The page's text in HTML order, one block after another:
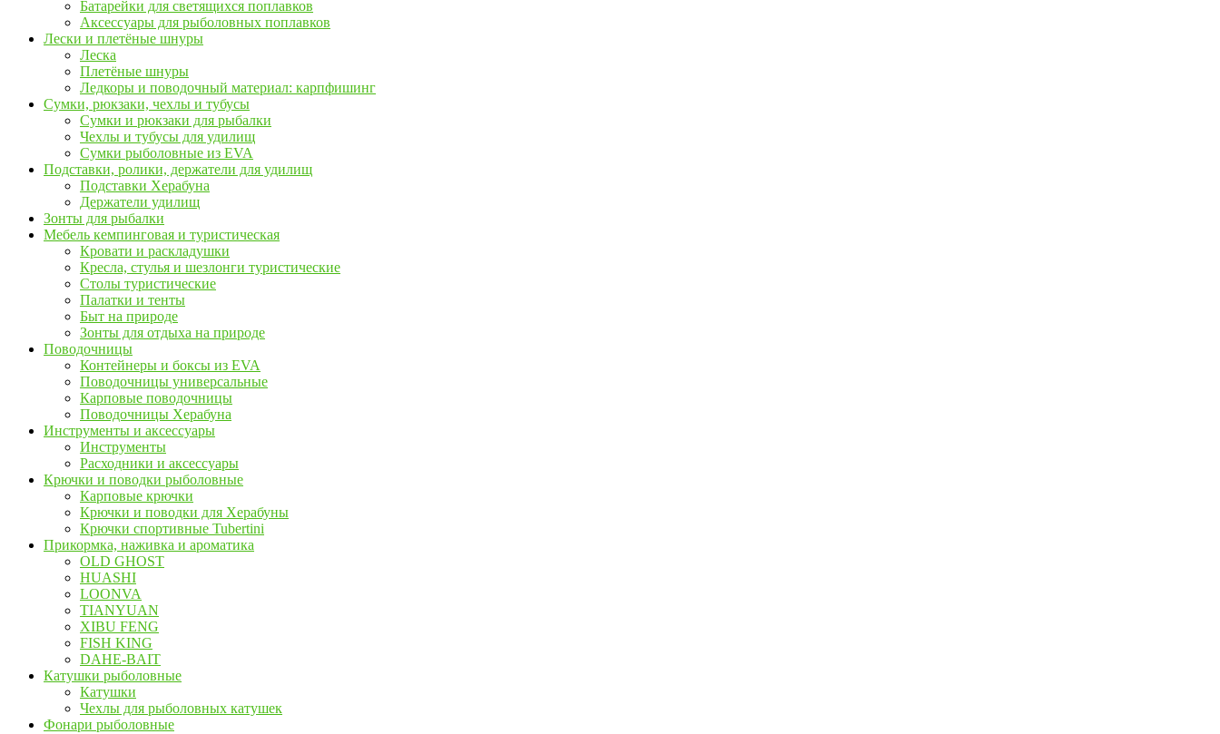
Батарейки для светящихся поплавков
Аксессуары для рыболовных поплавков
Лески и плетёные шнуры
Леска
Плетёные шнуры
Ледкоры и поводочный материал: карпфишинг
Сумки, рюкзаки, чехлы и тубусы
Сумки и рюкзаки для рыбалки
Чехлы и тубусы для удилищ
Сумки рыболовные из EVA
Подставки, ролики, держатели для удилищ
Подставки Херабуна
Держатели удилищ
Зонты для рыбалки
Мебель кемпинговая и туристическая
Кровати и раскладушки
Кресла, стулья и шезлонги туристические
Столы туристические
Палатки и тенты
Быт на природе
Зонты для отдыха на природе
Поводочницы
Контейнеры и боксы из EVA
Поводочницы универсальные
Карповые поводочницы
Поводочницы Херабуна
Инструменты и аксессуары
Инструменты
Расходники и аксессуары
Крючки и поводки рыболовные
Карповые крючки
Крючки и поводки для Херабуны
Крючки спортивные Tubertini
Прикормка, наживка и ароматика
OLD GHOST
HUASHI
LOONVA
TIANYUAN
XIBU FENG
FISH KING
DAHE-BAIT
Катушки рыболовные
Катушки
Чехлы для рыболовных катушек
Фонари рыболовные